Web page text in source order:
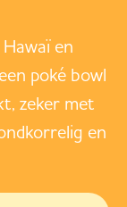
en
poké bowl
zeker met
en